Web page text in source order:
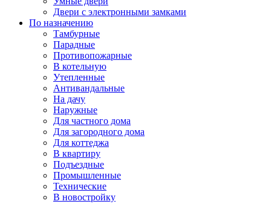
Двери с электронными замками
По назначению
Тамбурные
Парадные
Противопожарные
В котельную
Утепленные
Антивандальные
На дачу
Наружные
Для частного дома
Для загородного дома
Для коттеджа
В квартиру
Подъездные
Промышленные
Технические
В новостройку